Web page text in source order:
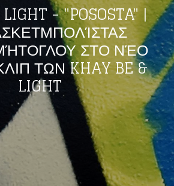
- "POSOSTA" |
ΣΤΟ ΝΈΟ
ΤΩΝ KHAY BE &
LIGHT